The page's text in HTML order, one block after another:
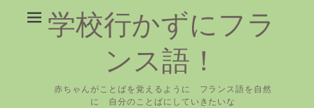
学校行かずにフラ
ンス語！
赤ちゃんがことばを覚えるように フランス語を自然
に 自分のことばにしていきたいな